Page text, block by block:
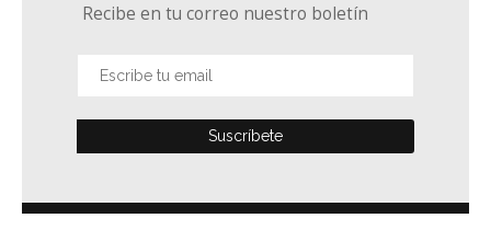
Recibe en tu correo nuestro boletín